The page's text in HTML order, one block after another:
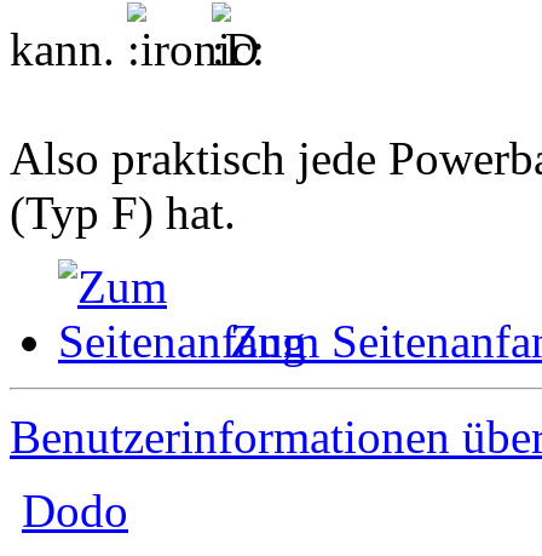
kann.
Also praktisch jede
(Typ F) hat.
Zum
Benutzerinformationen
Dodo